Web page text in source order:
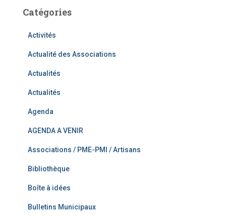
Catégories
Activités
Actualité des Associations
Actualités
Actualités
Agenda
AGENDA A VENIR
Associations / PME-PMI / Artisans
Bibliothèque
Boîte à idées
Bulletins Municipaux